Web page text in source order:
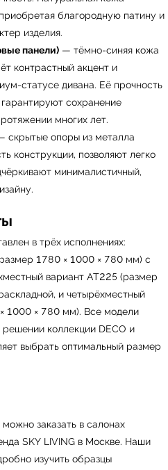
благородную патину и
изделия.
панели) — тёмно-синяя кожа
контрастный акцент и
статусе дивана. Её прочность
гарантируют сохранение
многих лет.
скрытые опоры из металла
конструкции, позволяют легко
минималистичный,
в трёх исполнениях:
1780 × 1000 × 780 мм) с
вариант AT225 (размер
и четырёхместный
1000 × 780 мм). Все модели
коллекции DECO и
выбрать оптимальный размер
заказать в салонах
SKY LIVING в Москве. Наши
изучить образцы